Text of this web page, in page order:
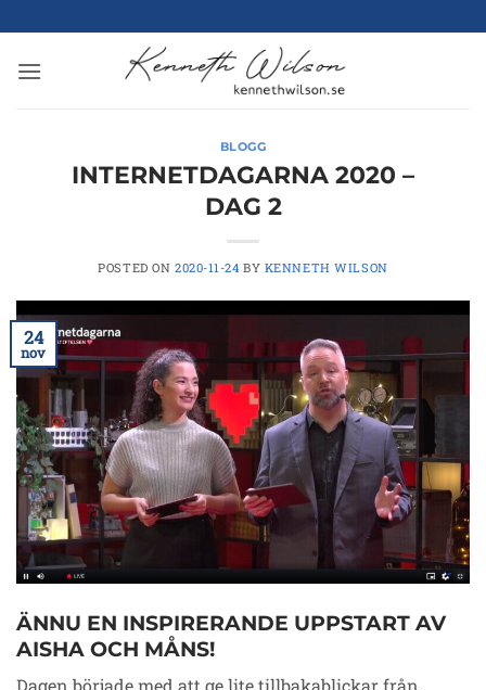
to
content
BLOGG
INTERNETDAGARNA 2020 –
DAG 2
POSTED ON 2020-11-24 BY KENNETH WILSON
24
nov
ÄNNU EN INSPIRERANDE UPPSTART AV
AISHA OCH MÅNS!